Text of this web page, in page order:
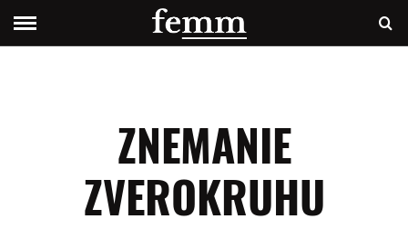
ZNEMANIE
ZVEROKRUHU